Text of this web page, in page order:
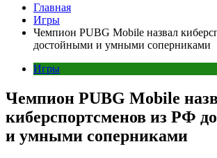
Главная
Игры
Чемпион PUBG Mobile назвал
достойными и умными соперниками
Игры
Чемпион PUBG Mobile
киберспортсменов из РФ
и умными соперниками